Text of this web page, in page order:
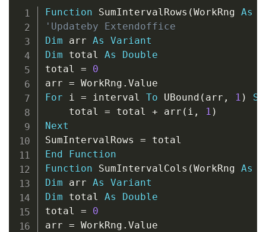
Function SumIntervalRows (WorkRng As
'Updateby Extendoffice
Dim arr As
Variant
Dim total As
Double
total =
0
arr = WorkRng .
For i = interval To UBound ( arr , 1 )
    total
= total + arr ( i , 1 )
Next
SumIntervalRows =
End
Function
Function SumIntervalCols (WorkRng As
Dim arr As
Variant
Dim total As
Double
total =
0
arr = WorkRng .
Copy